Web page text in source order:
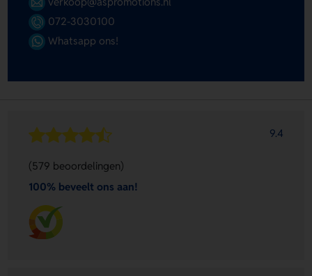
072-3030100
Whatsapp ons!
9.4
(579 beoordelingen)
100% beveelt ons aan!